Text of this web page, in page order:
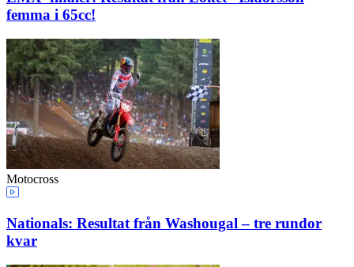
femma i 65cc!
Motocross
Nationals: Resultat från Washougal – tre rundor
kvar